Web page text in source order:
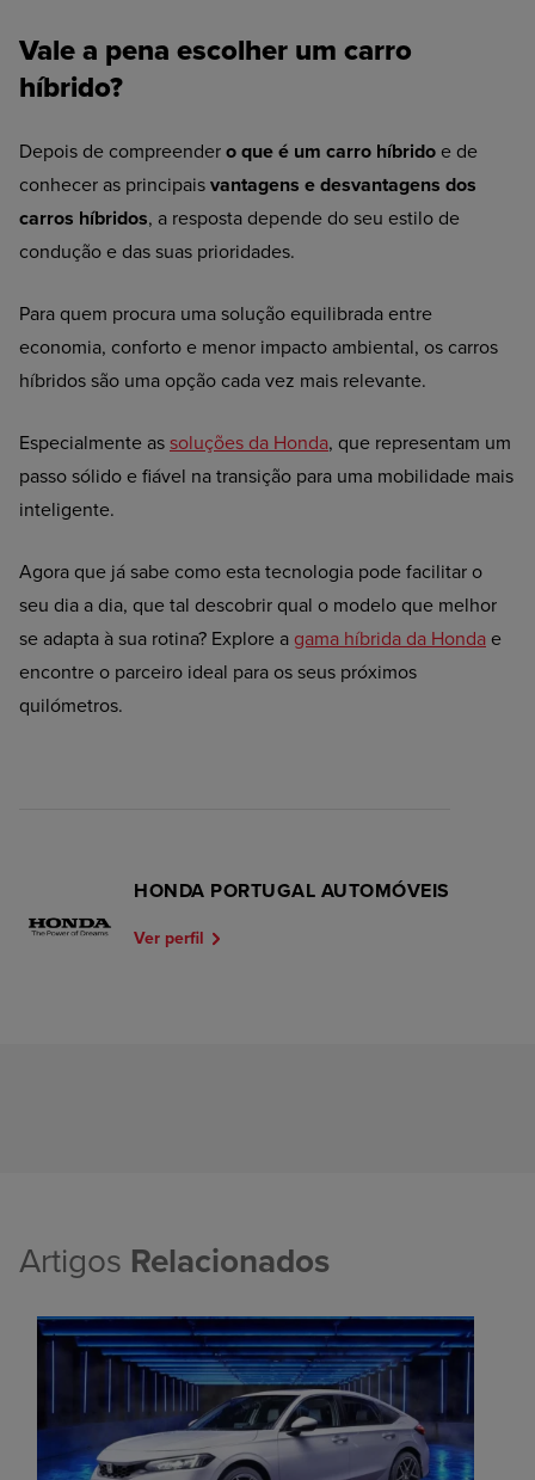
Vale a pena escolher um carro
híbrido?
Depois de compreender o que é um carro híbrido e de
conhecer as principais vantagens e desvantagens dos
carros híbridos, a resposta depende do seu estilo de
condução e das suas prioridades.
Para quem procura uma solução equilibrada entre
economia, conforto e menor impacto ambiental, os carros
híbridos são uma opção cada vez mais relevante.
Especialmente as soluções da Honda, que representam um
passo sólido e fiável na transição para uma mobilidade mais
inteligente.
Agora que já sabe como esta tecnologia pode facilitar o
seu dia a dia, que tal descobrir qual o modelo que melhor
se adapta à sua rotina? Explore a gama híbrida da Honda e
encontre o parceiro ideal para os seus próximos
quilómetros.
HONDA PORTUGAL AUTOMÓVEIS
Ver perfil
Artigos Relacionados